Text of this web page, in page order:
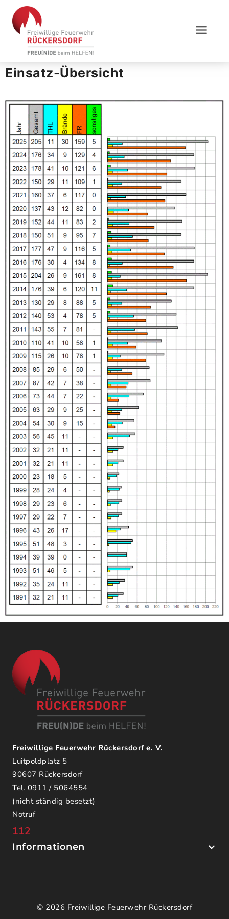
Einsatz-Übersicht
Freiwillige Feuerwehr Rückersdorf e. V.
Luitpoldplatz 5
90607 Rückersdorf
Tel. 0911 / 5064554
(nicht ständig besetzt)
Notruf
112
Informationen
© 2026 Freiwillige Feuerwehr Rückersdorf